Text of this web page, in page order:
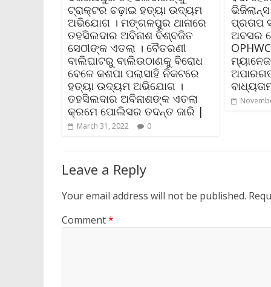
ଟ୍ରାକ୍ଟର ଚଢ଼ାଇ ହତ୍ୟା ଉଦ୍ୟମ
ଅଭିଯୋଗ । ମଙ୍ଗଳପୁର ଥାନାରେ
ତହସିଲଦାର ଅବିନାଶ ବିଶ୍ବଜିତ
ସେଠୀଙ୍କ ଏତଲା । ବୈତରଣୀ
ବାଲିଘାଟରୁ ବାଲିଉଠାଣକୁ ବିରୋଧ
ବେଳେ କଶପା ପଲାସାହି ନିକଟରେ
ହତ୍ୟା ଉଦ୍ୟମ ଅଭିଯୋଗ ।
ତହସିଲଦାର ଅବିନାଶଙ୍କ ଏତଲା
କ୍ରମେ ପୋଲିସର ତଦନ୍ତ ଜାରି |
March 31, 2022 0
ପ୍ରତାପ
ଅବସର
Leave a Reply
Your email address will not be published.
Comment*